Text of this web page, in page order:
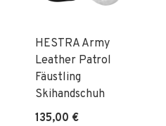
HESTRA Army
Leather Patrol
Fäustling
Skihandschuh
135,00 €